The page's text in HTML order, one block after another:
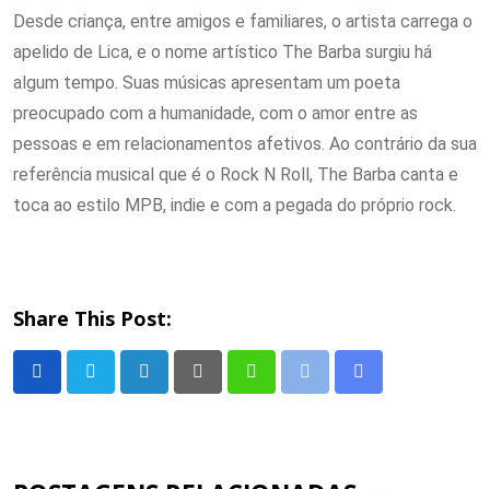
Desde criança, entre amigos e familiares, o artista carrega o
apelido de Lica, e o nome artístico The Barba surgiu há
algum tempo. Suas músicas apresentam um poeta
preocupado com a humanidade, com o amor entre as
pessoas e em relacionamentos afetivos. Ao contrário da sua
referência musical que é o Rock N Roll, The Barba canta e
toca ao estilo MPB, indie e com a pegada do próprio rock.
Share This Post: